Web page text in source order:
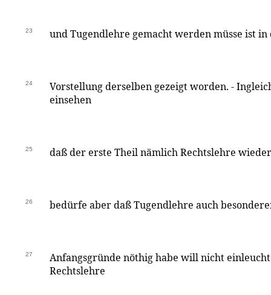
23 und Tugendlehre gemacht werden müsse ist in
24
Vorstellung derselben gezeigt worden. -
einsehen
25 daß der erste Theil nämlich Rechtslehre
26 bedürfe aber daß Tugendlehre auch
27
Anfangsgründe nöthig habe will nicht
Rechtslehre